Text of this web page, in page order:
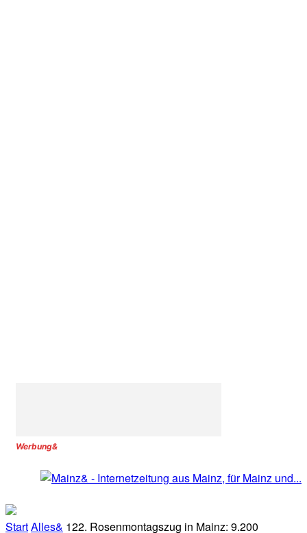
Werbung&
StartAlles& 122. Rosenmontagszug in Mainz: 9.200